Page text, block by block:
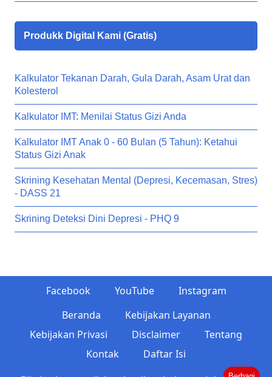
Produkk Digital Kami (Gratis)
Kalkulator Tekanan Darah, Gula Darah, Asam Urat dan
Kolesterol
Kalkulator IMT: Menilai Status Gizi Anda
Kalkulator IMT Anak 0 - 60 Bulan (5 Tahun): Ketahui
Status Gizi Anak
Skrining Kesehatan Mental (Depresi, Kecemasan, Stres)
- DASS 21
Skrining Deteksi Dini Depresi - PHQ 9
Facebook YouTube
Instagram
Beranda
Kebijakan Layanan
Kebijakan Privasi
Disclaimer
Tentang
Kontak
Daftar Isi